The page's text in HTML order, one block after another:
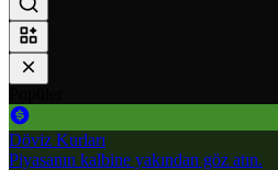
Döviz Kurları
Piyasanın kalbine yakından göz atın.